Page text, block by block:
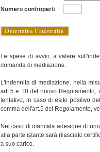
Numero controparti
Le spese di avvio, a valere
domanda di mediazione.
L'indennità di mediazione, nella
artt.5 e 10 del nuovo Regolamento,
tentativo, in caso di esito positivo
comma dell'art.5 del Regolamento,
Nel caso di mancata adesione di
alla parte istante sarà rilasciato
a suo carico.